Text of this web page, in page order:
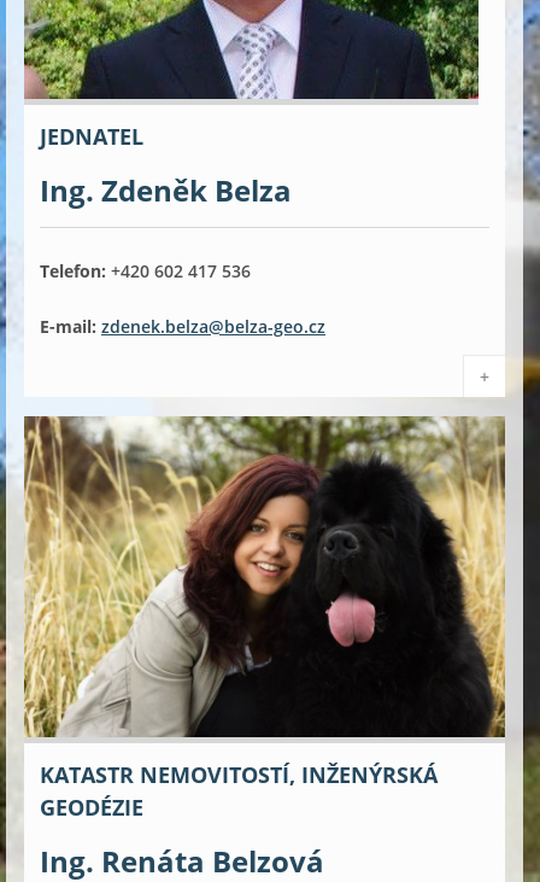
JEDNATEL
Ing. Zdeněk Belza
Telefon: +420 602 417 536
E-mail: zdenek.belza@belza-geo.cz
+
KATASTR NEMOVITOSTÍ, INŽENÝRSKÁ
GEODÉZIE
Ing. Renáta Belzová